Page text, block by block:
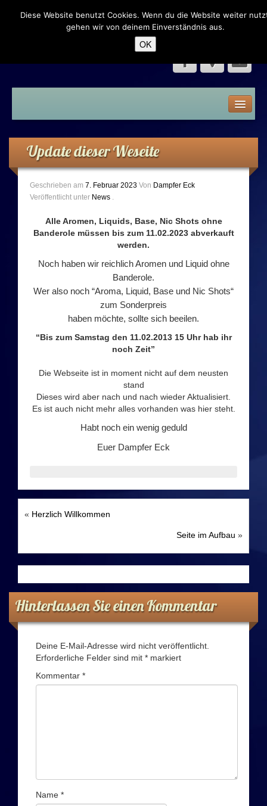
Dampfer Eck – Neumünster
Speisekarte
Liquid
Premium Liquid
Shake n Vape
Infos & Downloads
Impressum
Datenschutz
Datenschutzerklärung
Data Access Request
Kontakt
Update dieser Weseite
Geschrieben am 7. Februar 2023 Von Dampfer Eck
Veröffentlicht unter News .
Alle Aromen, Liquids, Base, Nic Shots ohne
Banderole müssen bis zum 11.02.2023 abverkauft
werden.
Noch haben wir reichlich Aromen und Liquid ohne
Banderole.
Wer also noch “Aroma, Liquid, Base und Nic Shots“
zum Sonderpreis
haben möchte, sollte sich beeilen.
“Bis zum Samstag den 11.02.2013 15 Uhr hab ihr
noch Zeit”
Die Webseite ist in moment nicht auf dem neusten
stand
Dieses wird aber nach und nach wieder Aktualisiert.
Es ist auch nicht mehr alles vorhanden was hier steht.
Habt noch ein wenig geduld
Euer Dampfer Eck
« Herzlich Willkommen
Seite im Aufbau »
Hinterlassen Sie einen Kommentar
Deine E-Mail-Adresse wird nicht veröffentlicht.
Erforderliche Felder sind mit * markiert
Kommentar *
Name *
Diese Website benutzt Cookies. Wenn du die Website weiter
gehen wir von deinem Einverständnis aus.
OK